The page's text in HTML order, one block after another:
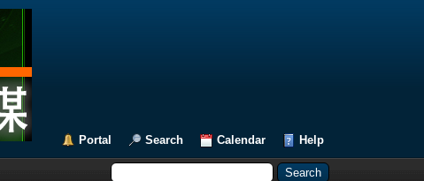
Portal Search Calendar Help